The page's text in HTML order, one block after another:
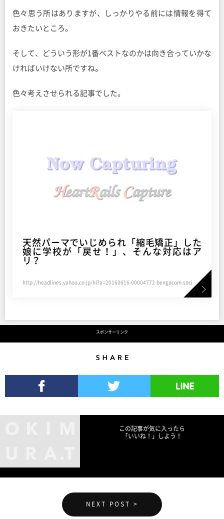
色々思う所はありますが、しっかりやる前には情報を得て
おきたいところ。
そして、どういう形が1番ベストなのかは向き合っていかな
ければいけない所ですね。
色々考えさせられる記事でした。
天然パーマでいじめられ「縮毛矯正」した
娘に学校が「戻せ！」、そんな対応はア
リ？
http://headlines.yahoo.co.jp/hl?a=20160616-00004772-bengocom-soci
スポンサーリンク
この記事が気に入ったら
「いいね！」しよう！
NEXT POST >